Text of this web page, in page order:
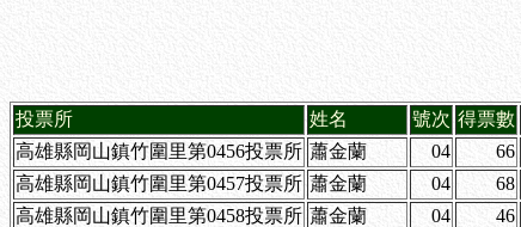
投票所 姓名 號次 得票數
高雄縣岡山鎮竹圍里第0456投票所 蕭金蘭 04 66
高雄縣岡山鎮竹圍里第0457投票所 蕭金蘭 04 68
高雄縣岡山鎮竹圍里第0458投票所 蕭金蘭 04 46